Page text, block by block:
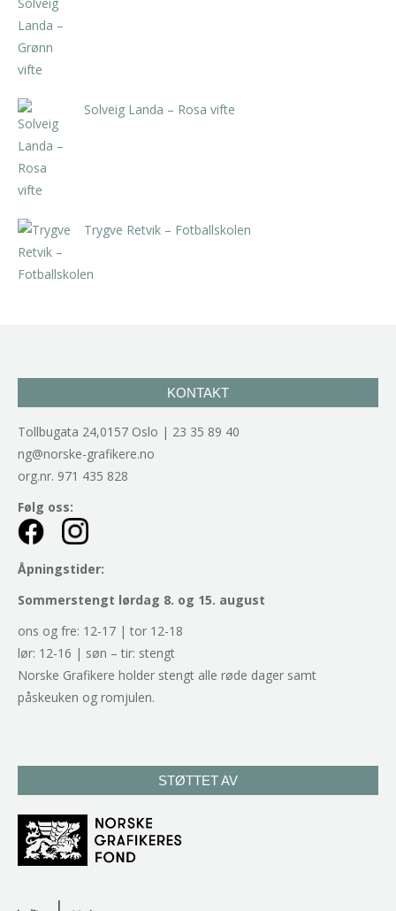
Solveig Landa – Rosa vifte
Trygve Retvik – Fotballskolen
KONTAKT
Tollbugata 24,0157 Oslo | 23 35 89 40
ng@norske-grafikere.no
org.nr. 971 435 828
Følg oss:
Åpningstider:
Sommerstengt lørdag 8. og 15. august
ons og fre: 12-17 | tor 12-18
lør: 12-16 | søn – tir: stengt
Norske Grafikere holder stengt alle røde dager samt
påskeuken og romjulen.
STØTTET AV